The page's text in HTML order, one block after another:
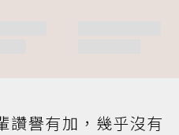
讚譽有加，幾乎沒有